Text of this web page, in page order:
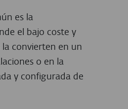
es la
el bajo coste y
la convierten en un
o en la
y configurada de